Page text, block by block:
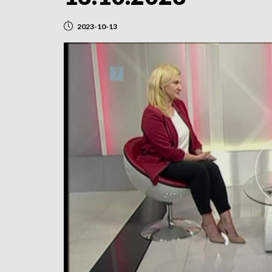
2023-10-13